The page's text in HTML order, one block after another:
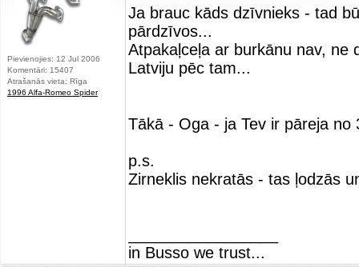
Pievienojies: 12 Jul 2006
Komentāri: 15407
Atrašanās vieta: Rīga
1996 Alfa-Romeo Spider
Ja brauc kāds dzīvnieks - tad
pārdzīvos...
Atpakaļceļa ar burkānu nav, ne
Latviju pēc tam...
Tākā - Oga - ja Tev ir pāreja
p.s.
Zirneklis nekratās - tas ļodzās
in Busso we trust...